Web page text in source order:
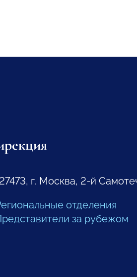
г. Москва, 2-й
отделения
за рубежом